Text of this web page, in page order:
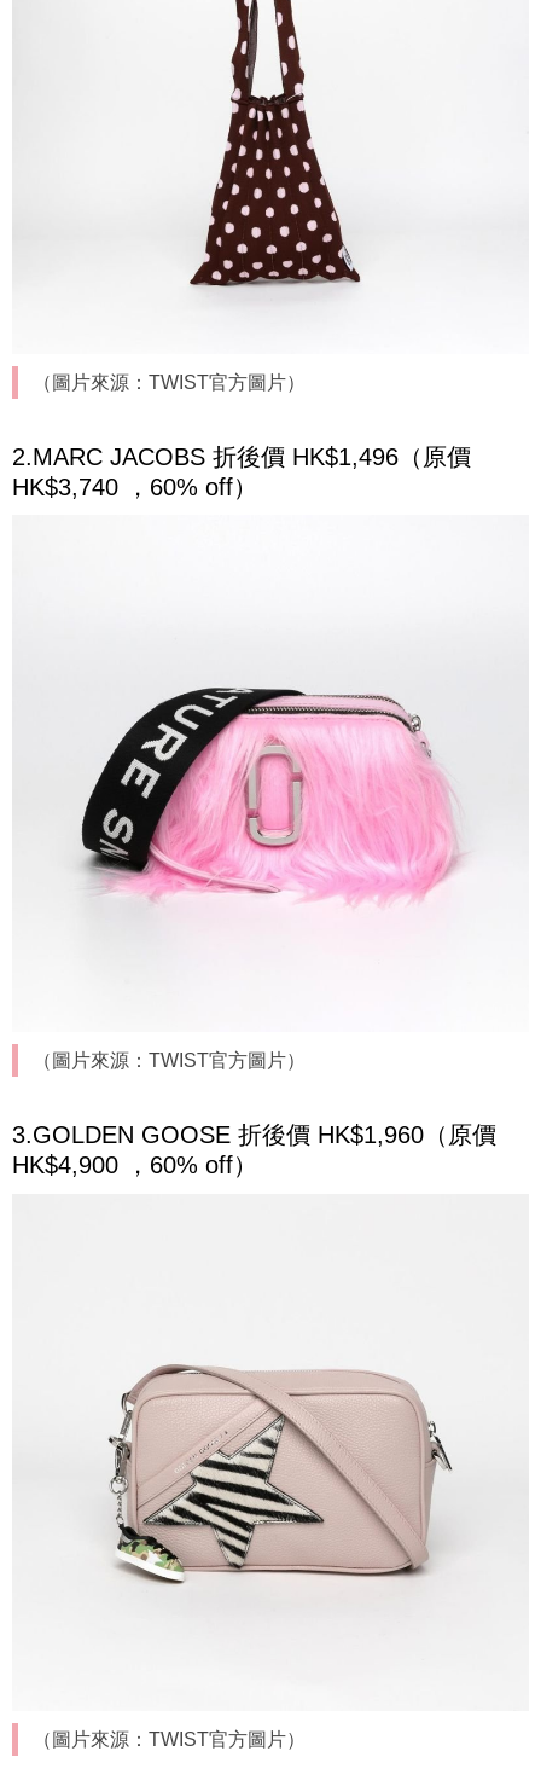
（圖片來源：TWIST官方圖片）
2.MARC JACOBS 折後價 HK$1,496（原價
HK$3,740 ，60% off）
（圖片來源：TWIST官方圖片）
3.GOLDEN GOOSE 折後價 HK$1,960（原價
HK$4,900 ，60% off）
（圖片來源：TWIST官方圖片）